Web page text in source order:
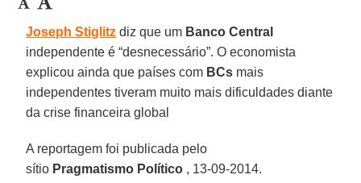
Joseph Stiglitz diz que um Banco Central
independente é “desnecessário”. O economista
explicou ainda que países com BCs mais
independentes tiveram muito mais dificuldades diante
da crise financeira global
A reportagem foi publicada pelo
sítio Pragmatismo Político , 13-09-2014.